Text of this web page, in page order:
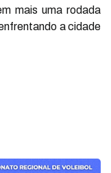
mais uma rodada
a cidade